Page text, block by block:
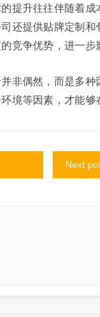
提升往往伴随着成
还提供贴牌定制
竞争优势，进一步
非偶然，而是多
境等因素，才能够
Next